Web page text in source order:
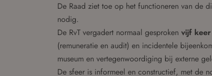
De Raad ziet toe op het functioneren van de
nodig.
De RvT vergadert normaal gesproken vijf
(remuneratie en audit) en incidentele
museum en vertegenwoordiging bij externe
De sfeer is informeel en constructief, met de